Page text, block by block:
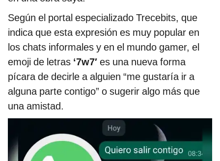
Según el portal especializado Trecebits, que
indica que esta expresión es muy popular en
los chats informales y en el mundo gamer, el
emoji de letras ‘7w7′ es una nueva forma
pícara de decirle a alguien “me gustaría ir a
alguna parte contigo” o sugerir algo más que
una amistad.